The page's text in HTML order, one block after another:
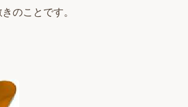
のことです。